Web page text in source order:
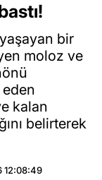
bir
moloz ve
kalan
belirterek
12:08:49